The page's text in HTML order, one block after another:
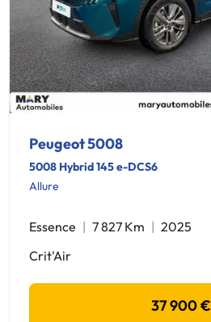
Peugeot 5008
5008 Hybrid 145 e-DCS6
Allure
Essence 7 827 Km
2025
Crit'Air
37 900 €